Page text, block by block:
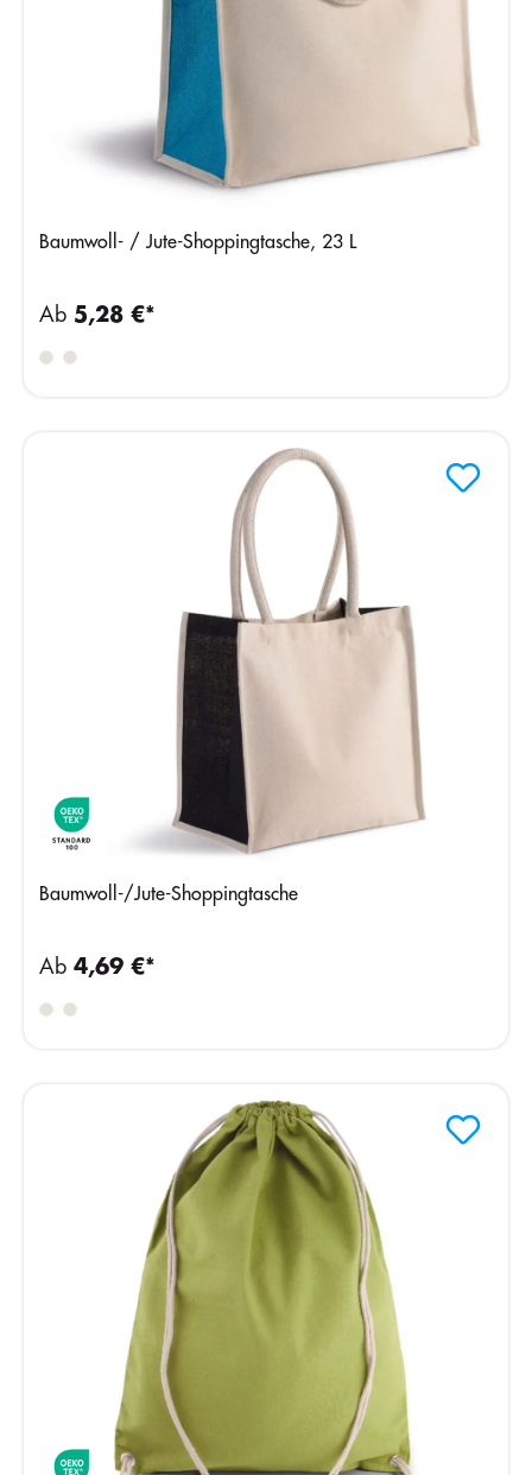
Baumwoll- / Jute-Shoppingtasche, 23 L
Ab 5,28 €*
Baumwoll-/Jute-Shoppingtasche
Ab 4,69 €*